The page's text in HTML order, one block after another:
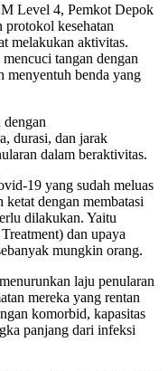
Level 4, Pemkot Depok
protokol kesehatan
melakukan aktivitas.
tangan dengan
menyentuh benda yang
durasi, dan jarak
dalam beraktivitas.
19 yang sudah meluas
dengan membatasi
dilakukan. Yaitu
dan upaya
mungkin orang.
laju penularan
mereka yang rentan
komorbid, kapasitas
panjang dari infeksi